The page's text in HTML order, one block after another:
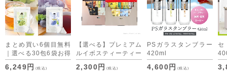
まとめ買い6個目無料
｜選べる30包6袋お得
セット デカフェコー
ヒーも仲間入り
6,249円 (税込)
【選べる】プレミアム
ルイボスティーティー
バッグ・デカフェコー
ヒー アソート （ON
2,300円 (税込)
PSガラスタンブラー
420ml
4,600円 (税込)